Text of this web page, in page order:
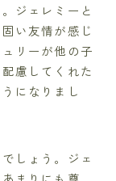
ジェレミーと
い友情が感じ
リーが他の子
慮してくれた
になりまし
しょう。ジェ